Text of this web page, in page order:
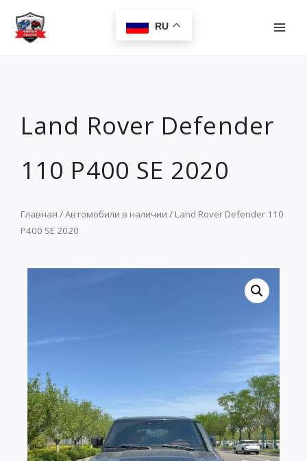
Перейти
содержимому
RU
Land Rover Defender
110 P400 SE 2020
Главная /Автомобили в наличии / Land Rover Defender 110
P400 SE 2020